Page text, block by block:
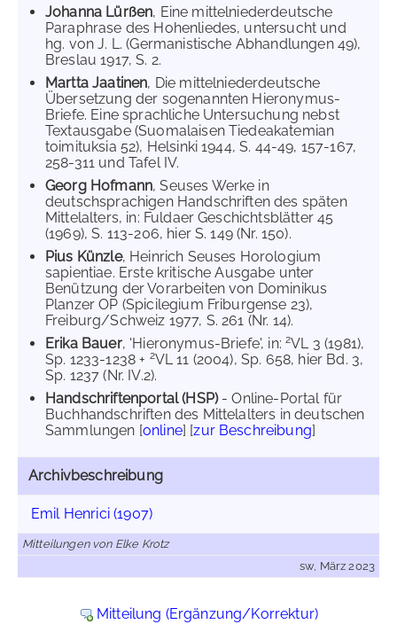
Johanna Lürßen, Eine mittelniederdeutsche
Paraphrase des Hohenliedes, untersucht und
hg. von J. L. (Germanistische Abhandlungen 49),
Breslau 1917, S. 2.
Martta Jaatinen, Die mittelniederdeutsche
Übersetzung der sogenannten Hieronymus-
Briefe. Eine sprachliche Untersuchung nebst
Textausgabe (Suomalaisen Tiedeakatemian
toimituksia 52), Helsinki 1944, S. 44-49, 157-167,
258-311 und Tafel IV.
Georg Hofmann, Seuses Werke in
deutschsprachigen Handschriften des späten
Mittelalters, in: Fuldaer Geschichtsblätter 45
(1969), S. 113-206, hier S. 149 (Nr. 150).
Pius Künzle, Heinrich Seuses Horologium
sapientiae. Erste kritische Ausgabe unter
Benützung der Vorarbeiten von Dominikus
Planzer OP (Spicilegium Friburgense 23),
Freiburg/Schweiz 1977, S. 261 (Nr. 14).
Erika Bauer, 'Hieronymus-Briefe', in:2VL 3 (1981),
Sp. 1233-1238 + 2VL 11 (2004), Sp. 658, hier Bd. 3,
Sp. 1237 (Nr. IV.2).
Handschriftenportal (HSP)- Online-Portal für
Buchhandschriften des Mittelalters in deutschen
Sammlungen [online] [zur Beschreibung]
Archivbeschreibung
Emil Henrici (1907)
Mitteilungen von Elke Krotz
sw, März 2023
Mitteilung (Ergänzung/Korrektur)